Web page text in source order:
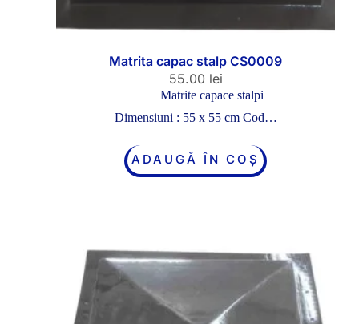
Matrita capac stalp CS0009
55.00 lei
Matrite capace stalpi
Dimensiuni : 55 x 55 cm Cod…
ADAUGĂ ÎN COȘ